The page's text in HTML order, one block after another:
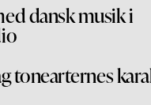
dansk musik i
tonearternes